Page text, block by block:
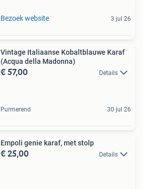
Bezoek website 3 jul 26
Vintage Italiaanse Kobaltblauwe Karaf
(Acqua della Madonna)
€ 57,00 Details
Purmerend 30 jul 26
Empoli genie karaf, met stolp
€ 25,00 Details